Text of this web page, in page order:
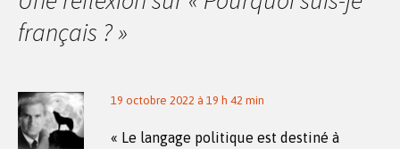
français ?»
19 octobre 2022 à 19 h 42 min
« Le langage politique est destiné à